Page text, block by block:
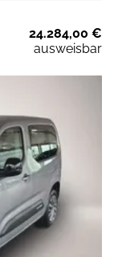
24.284,00 €
ausweisbar